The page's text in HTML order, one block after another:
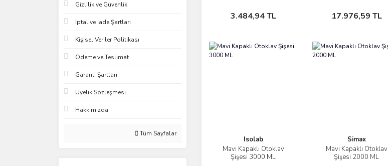
Gizlilik ve Güvenlik
İptal ve İade Şartları
Kişisel Veriler Politikası
Ödeme ve Teslimat
Garanti Şartları
Üyelik Sözleşmesi
Hakkımızda
Tüm Sayfalar
3.484,94 TL
Sepete Ekle 17.976,59 TL
Sepete Ekle
Isolab
Mavi Kapaklı Otoklav
Şişesi 3000 ML
İncele
Simax
Mavi Kapaklı Otoklav
Şişesi 2000 ML
İncele